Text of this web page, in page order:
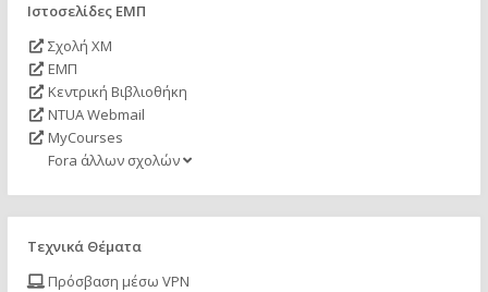
Ιστοσελίδες ΕΜΠ
Σχολή ΧΜ
ΕΜΠ
Κεντρική Βιβλιοθήκη
NTUA Webmail
MyCourses
Fora άλλων σχολών
Τεχνικά Θέματα
Πρόσβαση μέσω VPN